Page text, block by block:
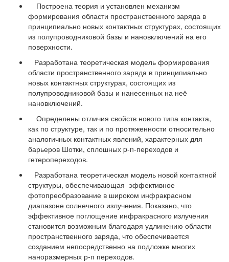
Построена теория и установлен механизм
формирования области пространственного заряда в
принципиально новых контактных структурах, состоящих
из полупроводниковой базы и нановключений на его
поверхности.
Разработана теоретическая модель формирования
области пространственного заряда в принципиально
новых контактных структурах, состоящих из
полупроводниковой базы и нанесенных на неё
нановключений.
Определены отличия свойств нового типа контакта,
как по структуре, так и по протяженности относительно
аналогичных контактных явлений, характерных для
барьеров Шотки, сплошных p-n-переходов и
гетеропереходов.
Разработана теоретическая модель новой контактной
структуры, обеспечивающая эффективное
фотопреобразование в широком инфракрасном
диапазоне солнечного излучения. Показано, что
эффективное поглощение инфракрасного излучения
становится возможным благодаря удлинению области
пространственного заряда, что обеспечивается
созданием непосредственно на подложке многих
наноразмерных р-п переходов.